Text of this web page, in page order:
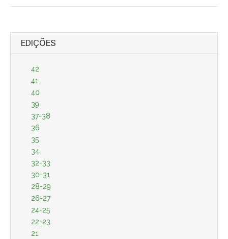
EDIÇÕES
42
41
40
39
37-38
36
35
34
32-33
30-31
28-29
26-27
24-25
22-23
21